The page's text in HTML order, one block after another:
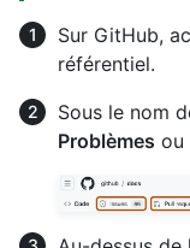
Sur GitHub,
référentiel.
Sous le nom
Problèmes ou